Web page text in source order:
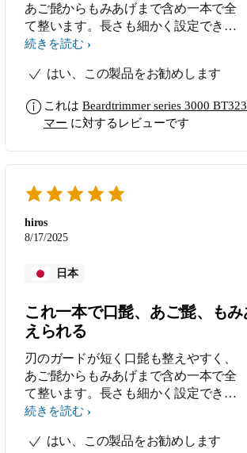
あご髭からもみあげまで含め一本で全
て整います。長さも細かく設定できる
のがイイです。
続きを読む
はい、この製品をお勧めします
これは Beardtrimmer series 3000
マー に対するレビューです
hiros
8/17/2025
日本
これ一本で口髭、あご髭、も
えられる
刃のガードが短く口髭も整えやすく、
あご髭からもみあげまで含め一本で全
て整います。長さも細かく設定できる
のがイイです。
続きを読む
はい、この製品をお勧めします